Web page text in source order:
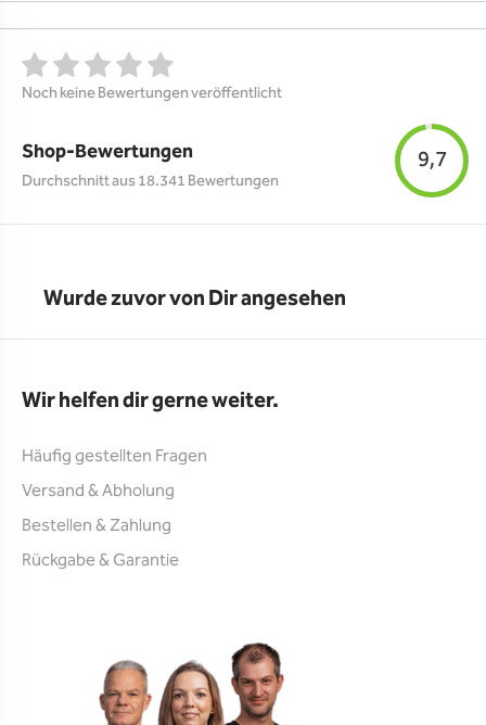
Noch keine Bewertungen veröffentlicht
Shop-Bewertungen
Durchschnitt aus 18.341 Bewertungen
9,7
Wurde zuvor von Dir angesehen
Wir helfen dir gerne weiter.
Häufig gestellten Fragen
Versand & Abholung
Bestellen & Zahlung
Rückgabe & Garantie